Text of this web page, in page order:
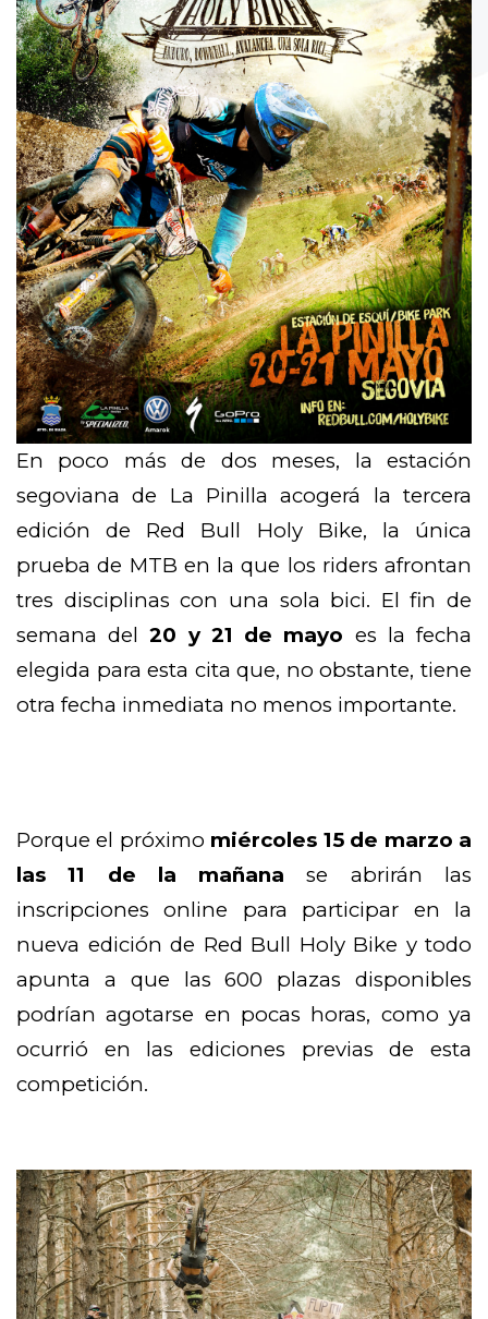
En poco más de dos meses, la estación
segoviana de La Pinilla acogerá la tercera
edición de Red Bull Holy Bike, la única
prueba de MTB en la que los riders afrontan
tres disciplinas con una sola bici. El fin de
semana del20 y 21 de mayo es la fecha
elegida para esta cita que, no obstante, tiene
otra fecha inmediata no menos importante.
Porque el próximo miércoles 15 de marzo a
las 11 de la mañanase abrirán las
inscripciones online para participar en la
nueva edición de Red Bull Holy Bike y todo
apunta a que las 600 plazas disponibles
podrían agotarse en pocas horas, como ya
ocurrió en las ediciones previas de esta
competición.